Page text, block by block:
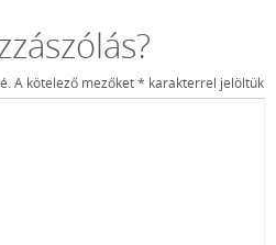
A kötelező mezőket* karakterrel jelöltük